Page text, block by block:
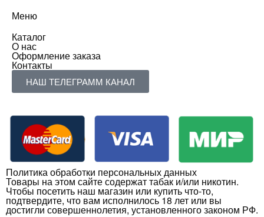
Меню
Каталог
О нас
Оформление заказа
Контакты
НАШ ТЕЛЕГРАММ КАНАЛ
Политика обработки персональных данных
Товары на этом сайте содержат табак и/или никотин.
Чтобы посетить наш магазин или купить что-то,
подтвердите, что вам исполнилось 18 лет или вы
достигли совершеннолетия, установленного законом РФ.